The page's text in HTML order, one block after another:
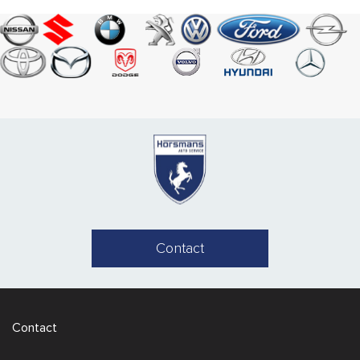
Contact
Contact